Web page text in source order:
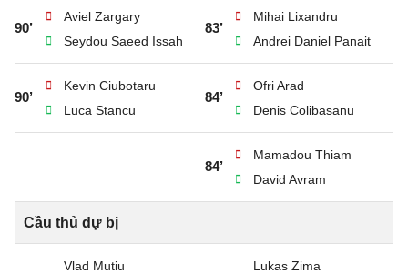
90’
Aviel Zargary
Seydou Saeed Issah
83’
Mihai Lixandru
Andrei Daniel Panait
90’
Kevin Ciubotaru
Luca Stancu
84’
Ofri Arad
Denis Colibasanu
84’
Mamadou Thiam
David Avram
Cầu thủ dự bị
Vlad Mutiu Lukas Zima